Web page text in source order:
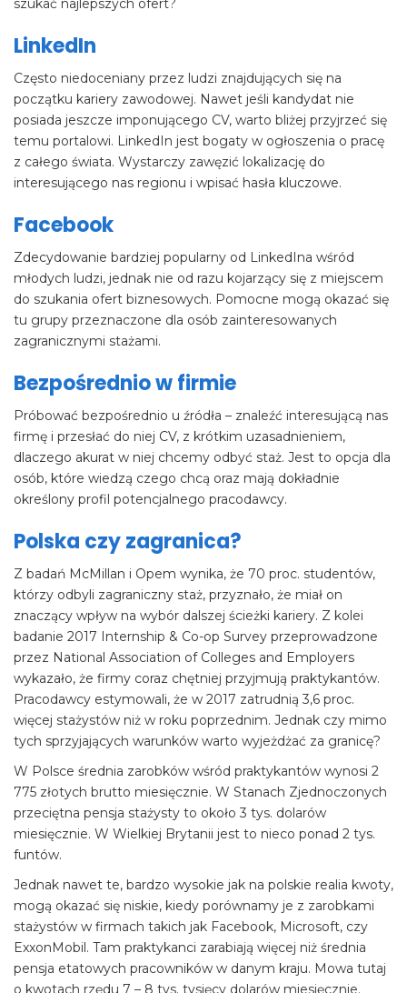
szukać najlepszych ofert?
LinkedIn
Często niedoceniany przez ludzi znajdujących się na
początku kariery zawodowej. Nawet jeśli kandydat nie
posiada jeszcze imponującego CV, warto bliżej przyjrzeć się
temu portalowi. LinkedIn jest bogaty w ogłoszenia o pracę
z całego świata. Wystarczy zawęzić lokalizację do
interesującego nas regionu i wpisać hasła kluczowe.
Facebook
Zdecydowanie bardziej popularny od LinkedIna wśród
młodych ludzi, jednak nie od razu kojarzący się z miejscem
do szukania ofert biznesowych. Pomocne mogą okazać się
tu grupy przeznaczone dla osób zainteresowanych
zagranicznymi stażami.
Bezpośrednio w firmie
Próbować bezpośrednio u źródła – znaleźć interesującą nas
firmę i przesłać do niej CV, z krótkim uzasadnieniem,
dlaczego akurat w niej chcemy odbyć staż. Jest to opcja dla
osób, które wiedzą czego chcą oraz mają dokładnie
określony profil potencjalnego pracodawcy.
Polska czy zagranica?
Z badań McMillan i Opem wynika, że 70 proc. studentów,
którzy odbyli zagraniczny staż, przyznało, że miał on
znaczący wpływ na wybór dalszej ścieżki kariery. Z kolei
badanie 2017 Internship & Co-op Survey przeprowadzone
przez National Association of Colleges and Employers
wykazało, że firmy coraz chętniej przyjmują praktykantów.
Pracodawcy estymowali, że w 2017 zatrudnią 3,6 proc.
więcej stażystów niż w roku poprzednim. Jednak czy mimo
tych sprzyjających warunków warto wyjeżdżać za granicę?
W Polsce średnia zarobków wśród praktykantów wynosi 2
775 złotych brutto miesięcznie. W Stanach Zjednoczonych
przeciętna pensja stażysty to około 3 tys. dolarów
miesięcznie. W Wielkiej Brytanii jest to nieco ponad 2 tys.
funtów.
Jednak nawet te, bardzo wysokie jak na polskie realia kwoty,
mogą okazać się niskie, kiedy porównamy je z zarobkami
stażystów w firmach takich jak Facebook, Microsoft, czy
ExxonMobil. Tam praktykanci zarabiają więcej niż średnia
pensja etatowych pracowników w danym kraju. Mowa tutaj
o kwotach rzędu 7 – 8 tys. tysięcy dolarów miesięcznie.